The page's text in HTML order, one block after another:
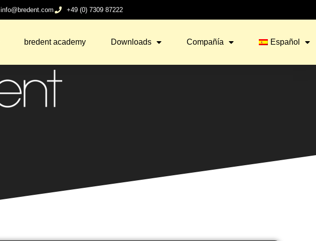
info@bredent.com +49 (0) 7309 87222
bredent academy Downloads Compañía Español